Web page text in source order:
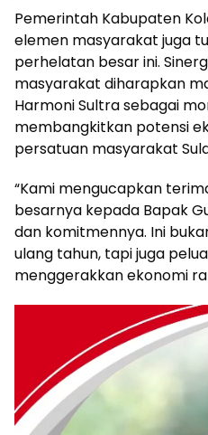
Pemerintah Kabupaten
elemen masyarakat juga
perhelatan besar ini.
masyarakat diharapkan
Harmoni Sultra sebagai
membangkitkan potensi
persatuan masyarakat
“Kami mengucapkan
besarnya kepada Bapak
dan komitmennya. Ini
ulang tahun, tapi juga
menggerakkan ekonomi